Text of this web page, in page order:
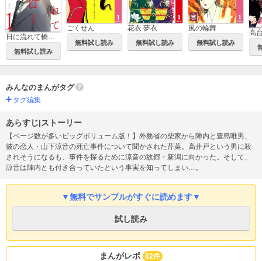
無料試し読み
ごくせん
無料試し読み
花衣 夢衣
無料試し読み
風の輪舞
無料試し読み
高
みんなのまんがタグ
タグ編集
あらすじ|ストーリー
【ページ数が多いビッグボリューム版！】外務省の柴家から陣内と豊島唯男、
彼の恋人・山下涼音の死亡事件について聞かされた芹菜。高井戸という男に殺
されそうになるも、事件を探るために涼音の故郷・新潟に向かった。そして、
涼音は陣内とも付き合っていたという事実を知ってしまい…。
▼無料でサンプルがすぐに読めます▼
試し読み
まんがレポ 82件